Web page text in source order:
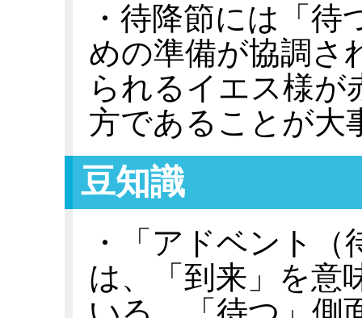
・待降節には「
めの準備が協調さ
られるイエス様が
方であることが大
豆知識
・「アドベント
は、「到来」を意